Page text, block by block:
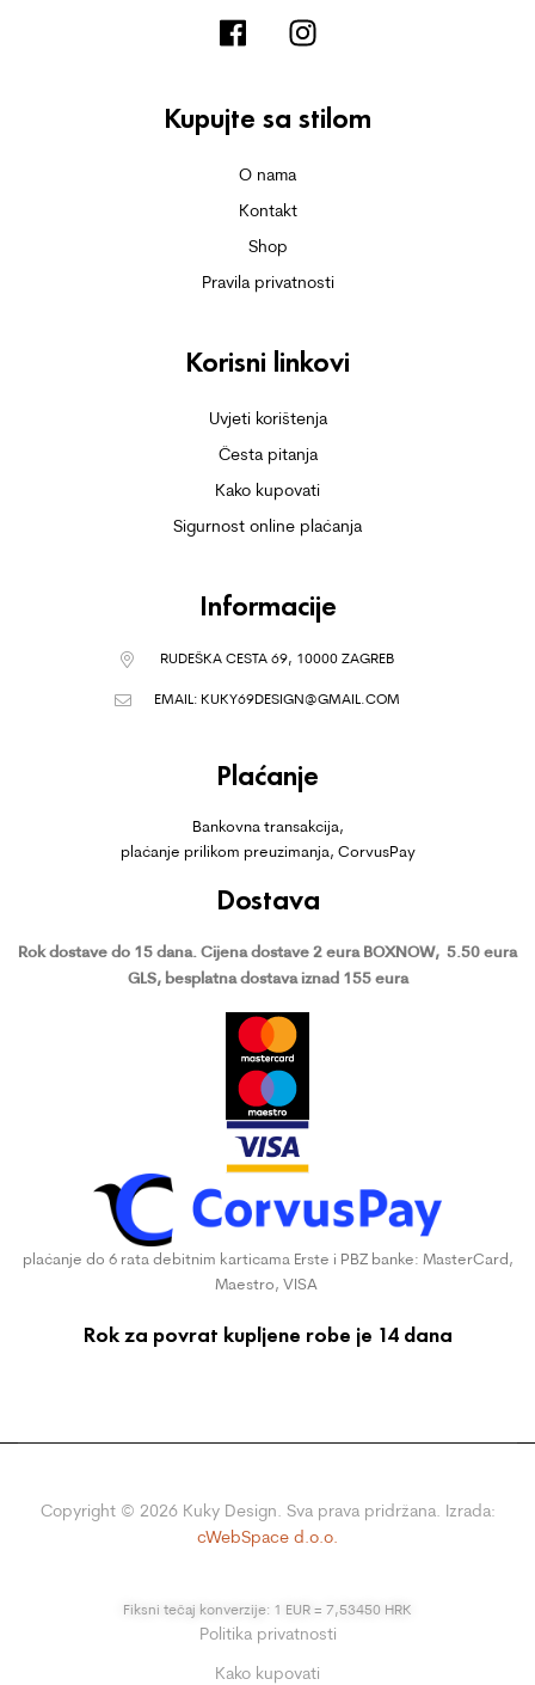
Kupujte sa stilom
O nama
Kontakt
Shop
Pravila privatnosti
Korisni linkovi
Uvjeti korištenja
Česta pitanja
Kako kupovati
Sigurnost online plaćanja
Informacije
RUDEŠKA CESTA 69, 10000 ZAGREB
EMAIL: KUKY69DESIGN@GMAIL.COM
Plaćanje
Bankovna transakcija,
plaćanje prilikom preuzimanja, CorvusPay
Dostava
Rok dostave do 15 dana. Cijena dostave 2 eura BOXNOW, 5.50 eura
GLS, besplatna dostava iznad 155 eura
plaćanje do 6 rata debitnim karticama Erste i PBZ banke: MasterCard,
Maestro, VISA
Rok za povrat kupljene robe je 14 dana
Copyright © 2026Kuky Design. Sva prava pridržana. Izrada:
cWebSpace d.o.o.
Fiksni tečaj konverzije: 1 EUR = 7,53450 HRK
Politika privatnosti
Kako kupovati